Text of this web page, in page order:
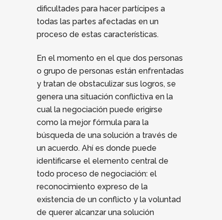
dificultades para hacer partícipes a
todas las partes afectadas en un
proceso de estas características.
En el momento en el que dos personas
o grupo de personas están enfrentadas
y tratan de obstaculizar sus logros, se
genera una situación conflictiva en la
cual la negociación puede erigirse
como la mejor fórmula para la
búsqueda de una solución a través de
un acuerdo. Ahí es donde puede
identificarse el elemento central de
todo proceso de negociación: el
reconocimiento expreso de la
existencia de un conflicto y la voluntad
de querer alcanzar una solución